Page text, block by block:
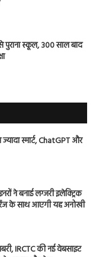
स्कूल, 300 साल बाद
स्मार्ट, ChatGPT और
ने बनाई लग्जरी इलेक्ट्रिक
रेंज के साथ आएगी यह अनोखी
IRCTC की नई वेबसाइट